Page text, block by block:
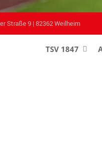
Straße 9 | 82362 Weilheim
TSV 1847